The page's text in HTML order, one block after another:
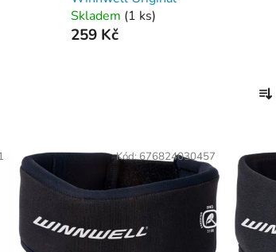
Skladem (1 ks)
259 Kč
a
n
í
r
Kód:676824030457